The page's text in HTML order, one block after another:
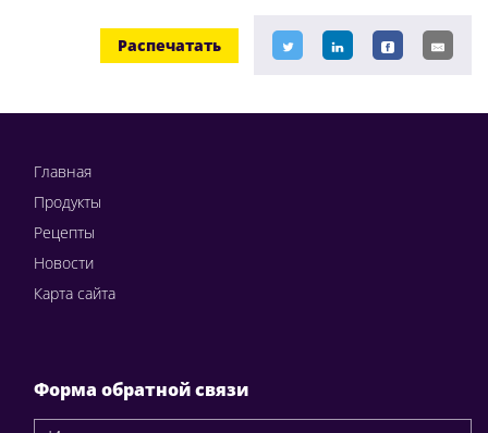
Распечатать
Главная
Продукты
Рецепты
Новости
Карта сайта
Форма обратной связи